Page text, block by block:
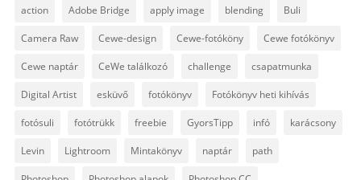
action Adobe Bridge apply image blending Buli
Camera Raw Cewe-design Cewe-fotóköny Cewe fotókönyv
Cewe naptár CeWe találkozó challenge csapatmunka
Digital Artist esküvő fotókönyv Fotókönyv heti kihívás
fotósuli fotótrükk freebie GyorsTipp infó karácsony
Levin Lightroom Mintakönyv naptár path